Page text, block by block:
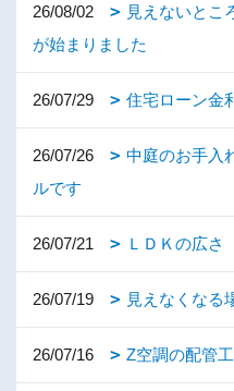
26/08/02
見えないとこ
が始まりました
26/07/29 住宅ローン金
26/07/26
中庭のお手入
ルです
26/07/21 ＬＤＫの広さ
26/07/19 見えなくなる
26/07/16 Z空調の配管